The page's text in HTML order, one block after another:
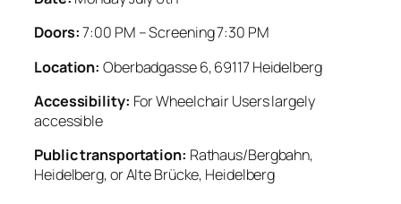
Doors:7:00 PM – Screening 7:30 PM
Location: Oberbadgasse 6, 69117 Heidelberg
Accessibility: For Wheelchair Users largely
accessible
Public transportation: Rathaus/Bergbahn,
Heidelberg, or Alte Brücke, Heidelberg